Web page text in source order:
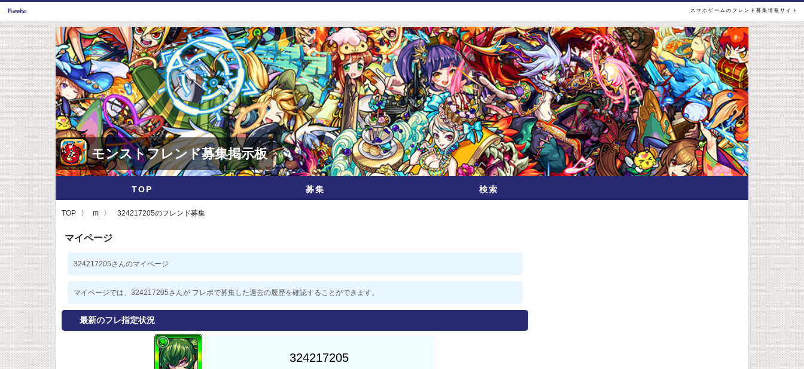
スマホゲームのフレンド募集情報サイト
モンストフレンド募集掲示板
TOP 募集 検索
TOP m 324217205のフレンド募集
マイページ
324217205さんのマイページ
マイページでは、324217205さんが フレボで募集した過去の履歴を確認することができます。
最新のフレ指定状況